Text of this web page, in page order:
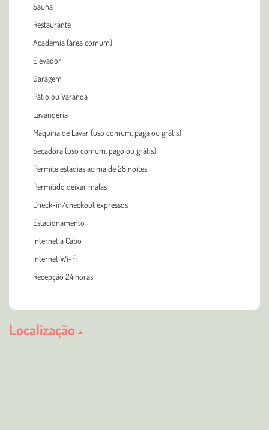
Sauna
Restaurante
Academia (área comum)
Elevador
Garagem
Pátio ou Varanda
Lavanderia
Máquina de Lavar (uso comum, paga ou grátis)
Secadora (uso comum, pago ou grátis)
Permite estadias acima de 28 noites
Permitido deixar malas
Check-in/checkout expressos
Estacionamento
Internet a Cabo
Internet Wi-Fi
Recepção 24 horas
Localização